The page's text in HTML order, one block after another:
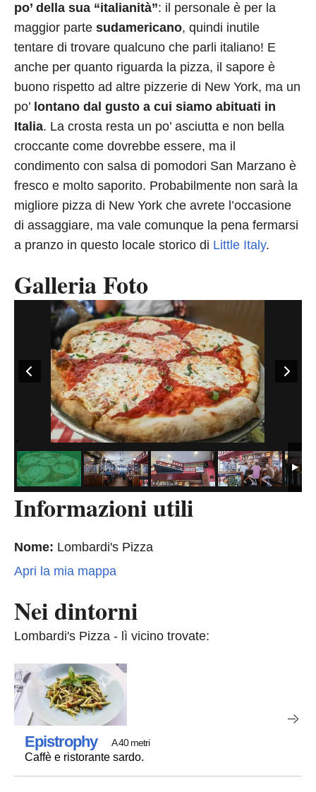
po’ della sua “italianità”: il personale è per la
maggior parte sudamericano, quindi inutile
tentare di trovare qualcuno che parli italiano! E
anche per quanto riguarda la pizza, il sapore è
buono rispetto ad altre pizzerie di New York, ma un
po’ lontano dal gusto a cui siamo abituati in
Italia. La crosta resta un po’ asciutta e non bella
croccante come dovrebbe essere, ma il
condimento con salsa di pomodori San Marzano è
fresco e molto saporito. Probabilmente non sarà la
migliore pizza di New York che avrete l’occasione
di assaggiare, ma vale comunque la pena fermarsi
a pranzo in questo locale storico di Little Italy.
Galleria Foto
Informazioni utili
Nome: Lombardi's Pizza
Apri la mia mappa
Nei dintorni
Lombardi's Pizza - lì vicino trovate:
Epistrophy A 40 metri
Caffè e ristorante sardo.